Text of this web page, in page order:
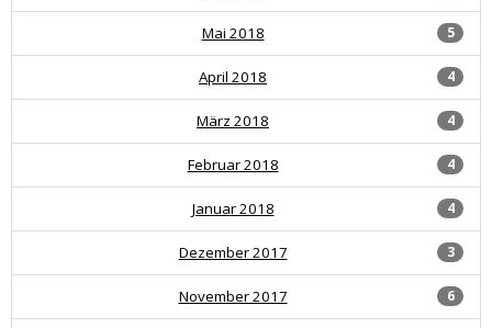
5
Mai 2018
4
April 2018
4
März 2018
4
Februar 2018
4
Januar 2018
3
Dezember 2017
6
November 2017